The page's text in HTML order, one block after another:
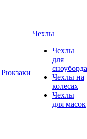
Рюкзаки
Чехлы
Чехлы
для
сноуборда
Чехлы на
колесах
Чехлы
для масок